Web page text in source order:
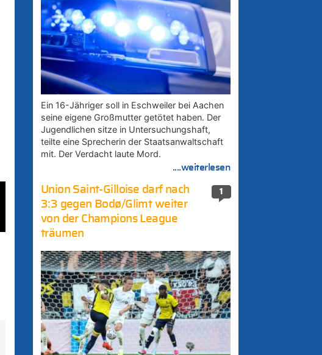
Ein 16-Jähriger soll in Eschweiler bei Aachen
seine eigene Großmutter getötet haben. Der
Jugendlichen sitze in Untersuchungshaft,
teilte eine Sprecherin der Staatsanwaltschaft
mit. Der Verdacht laute Mord.
....weiterlesen
1
Union Saint-Gilloise darf nach
3:3 gegen Bodø/Glimt weiter
von der Champions League
träumen